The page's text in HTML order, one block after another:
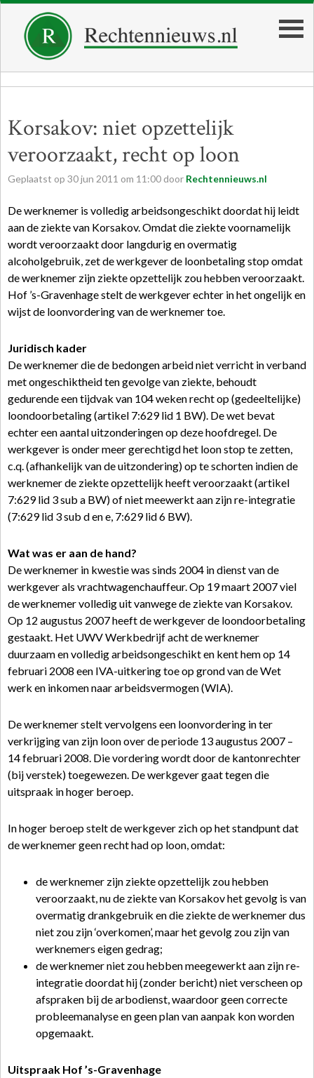
Korsakov: niet opzettelijk
veroorzaakt, recht op loon
Geplaatst op 30jun 2011 om 11:00 door Rechtennieuws.nl
De werknemer is volledig arbeidsongeschikt doordat hij leidt
aan de ziekte van Korsakov. Omdat die ziekte voornamelijk
wordt veroorzaakt door langdurig en overmatig
alcoholgebruik, zet de werkgever de loonbetaling stop omdat
de werknemer zijn ziekte opzettelijk zou hebben veroorzaakt.
Hof ’s-Gravenhage stelt de werkgever echter in het ongelijk en
wijst de loonvordering van de werknemer toe.
Juridisch kader
De werknemer die de bedongen arbeid niet verricht in verband
met ongeschiktheid ten gevolge van ziekte, behoudt
gedurende een tijdvak van 104 weken recht op (gedeeltelijke)
loondoorbetaling (artikel 7:629 lid 1 BW). De wet bevat
echter een aantal uitzonderingen op deze hoofdregel. De
werkgever is onder meer gerechtigd het loon stop te zetten,
c.q. (afhankelijk van de uitzondering) op te schorten indien de
werknemer de ziekte opzettelijk heeft veroorzaakt (artikel
7:629 lid 3 sub a BW) of niet meewerkt aan zijn re-integratie
(7:629 lid 3 sub d en e, 7:629 lid 6 BW).
Wat was er aan de hand?
De werknemer in kwestie was sinds 2004 in dienst van de
werkgever als vrachtwagenchauffeur. Op 19 maart 2007 viel
de werknemer volledig uit vanwege de ziekte van Korsakov.
Op 12 augustus 2007 heeft de werkgever de loondoorbetaling
gestaakt. Het UWV Werkbedrijf acht de werknemer
duurzaam en volledig arbeidsongeschikt en kent hem op 14
februari 2008 een IVA-uitkering toe op grond van de Wet
werk en inkomen naar arbeidsvermogen (WIA).
De werknemer stelt vervolgens een loonvordering in ter
verkrijging van zijn loon over de periode 13 augustus 2007 –
14 februari 2008. Die vordering wordt door de kantonrechter
(bij verstek) toegewezen. De werkgever gaat tegen die
uitspraak in hoger beroep.
In hoger beroep stelt de werkgever zich op het standpunt dat
de werknemer geen recht had op loon, omdat:
de werknemer zijn ziekte opzettelijk zou hebben
veroorzaakt, nu de ziekte van Korsakov het gevolg is van
overmatig drankgebruik en die ziekte de werknemer dus
niet zou zijn ‘overkomen’, maar het gevolg zou zijn van
werknemers eigen gedrag;
de werknemer niet zou hebben meegewerkt aan zijn re-
integratie doordat hij (zonder bericht) niet verscheen op
afspraken bij de arbodienst, waardoor geen correcte
probleemanalyse en geen plan van aanpak kon worden
opgemaakt.
Uitspraak Hof ’s-Gravenhage